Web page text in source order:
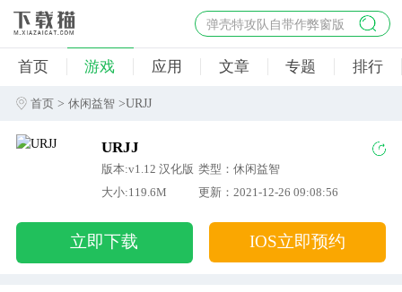
弹壳特攻队自带作弊窗版
杀手47行动
地狱幸存者破解版
首页 游戏 应用 文章 专题 排行
首页 >休闲益智 >URJJ
URJJ
版本:v1.12 汉化版 类型：休闲益智
大小:119.6M
更新：2021-12-26 09:08:56
立即下载 IOS立即预约